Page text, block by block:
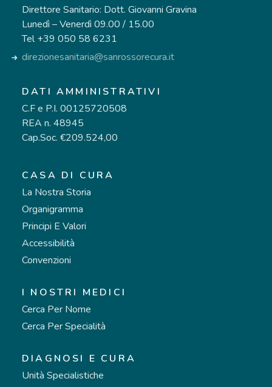
Direttore Sanitario: Dott. Giovanni Gravina
Lunedì – Venerdì 09.00 / 15.00
Tel +39 050 58 6231
direzionesanitaria@sanrossorecura.it
DATI AMMINISTRATIVI
C.F e P.I. 00125720508
REA n. 48945
Cap.Soc. €209.524,00
CASA DI CURA
La Nostra Storia
Organigramma
Principi E Valori
Accessibilità
Convenzioni
I NOSTRI MEDICI
Cerca Per Nome
Cerca Per Specialità
DIAGNOSI E CURA
Unità Specialistiche